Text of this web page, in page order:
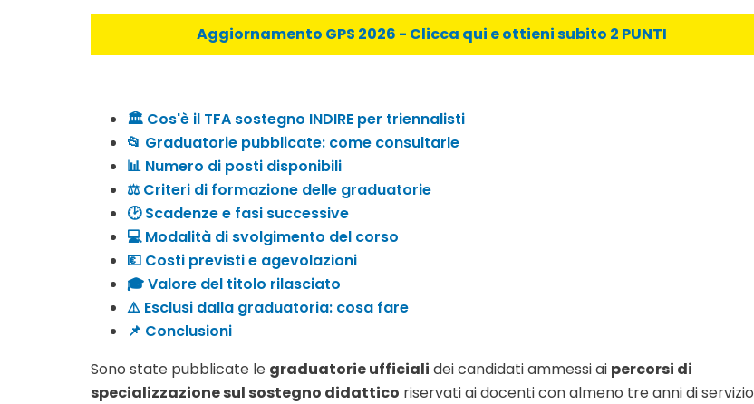
Aggiornamento GPS 2026 - Clicca qui e ottieni subito 2 PUNTI
🏛️ Cos'è il TFA sostegno INDIRE per triennalisti
📂 Graduatorie pubblicate: come consultarle
📊 Numero di posti disponibili
⚖️ Criteri di formazione delle graduatorie
🕑 Scadenze e fasi successive
💻 Modalità di svolgimento del corso
💶 Costi previsti e agevolazioni
🎓 Valore del titolo rilasciato
⚠️ Esclusi dalla graduatoria: cosa fare
📌 Conclusioni
Sono state pubblicate le graduatorie ufficiali dei candidati ammessi ai percorsi di
specializzazione sul sostegno didattico riservati ai docenti con almeno tre anni di servizio